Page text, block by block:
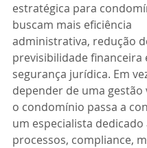
estratégica para
buscam mais eficiência
administrativa, redução
previsibilidade financeira
segurança jurídica. Em
depender de uma
o condomínio passa a
um especialista dedicado
processos, compliance,